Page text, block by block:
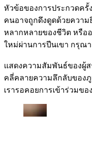
หัวข้อของการประกวดครั้
คนอาจถูกดึงดูดด้วยควา
หลากหลายของชีวิต หรือ
ใหม่ผ่านการปีนเขา กรุณ
แสดงความสัมพันธ์ของผู้
คลี่คลายความลึกลับของภู
เรารอคอยการเข้าร่วมข